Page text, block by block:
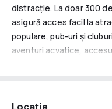
distracție. La doar 300
asigură acces facil la
populare, pub-uri și
aventuri acvatice,
Hotel Garbi Park &